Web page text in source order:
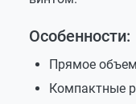
Особенности:
Прямое
Компактные